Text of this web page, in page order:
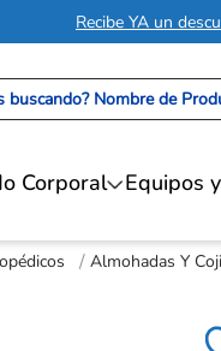
Recibe YA un
Nombre de
Corporal Equipos
Almohadas Y